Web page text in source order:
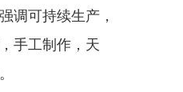
调可持续生产，
手工制作，天